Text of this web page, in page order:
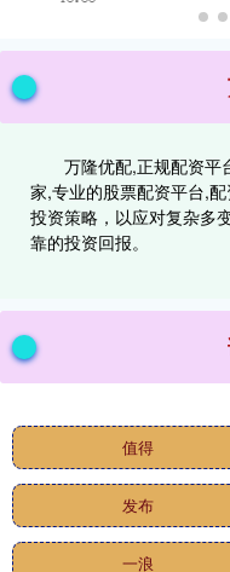
万隆优配,正规配资平
家,专业的股票配资平台,
投资策略，以应对复杂多
靠的投资回报。
值得
发布
一浪